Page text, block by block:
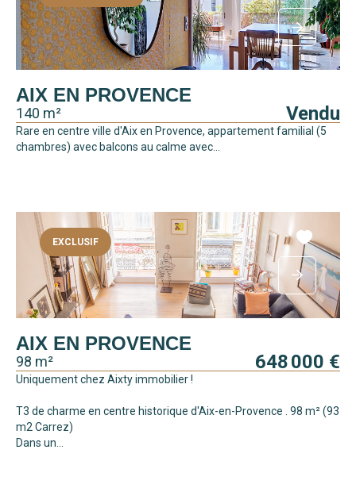
AIX EN PROVENCE
140 m² Vendu
Rare en centre ville d'Aix en Provence, appartement familial (5
chambres) avec balcons au calme avec...
EXCLUSIF
AIX EN PROVENCE
98 m² 648 000 €
Uniquement chez Aixty immobilier !
T3 de charme en centre historique d'Aix-en-Provence . 98 m² (93
m2 Carrez)
Dans un...